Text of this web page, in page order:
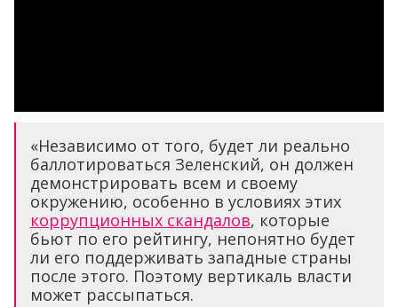
«Независимо от того, будет ли реально
баллотироваться Зеленский, он должен
демонстрировать всем и своему
окружению, особенно в условиях этих
коррупционных скандалов, которые
бьют по его рейтингу, непонятно будет
ли его поддерживать западные страны
после этого. Поэтому вертикаль власти
может рассыпаться.